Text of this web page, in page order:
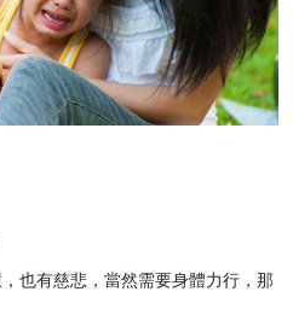
也有慈悲，當然需要身體力行，那